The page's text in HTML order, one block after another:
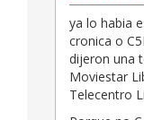
ya lo habia
cronica o
dijeron una
Moviestar
Telecentro